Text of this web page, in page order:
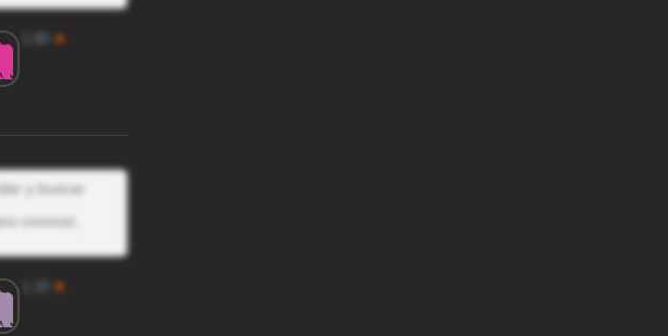
★
y buscar
conocer,
★